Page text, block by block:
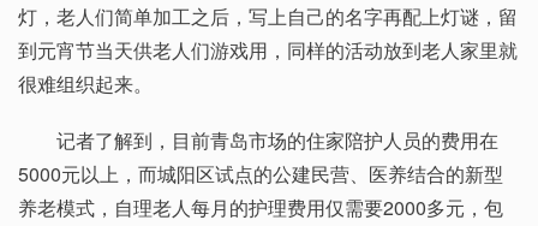
灯，老人们简单加工之后，写上自己的名字再配上灯谜，留
到元宵节当天供老人们游戏用，同样的活动放到老人家里就
很难组织起来。
记者了解到，目前青岛市场的住家陪护人员的费用在
5000元以上，而城阳区试点的公建民营、医养结合的新型
养老模式，自理老人每月的护理费用仅需要2000多元，包